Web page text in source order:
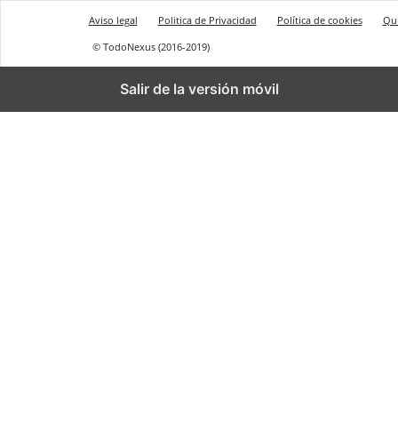
Aviso legal Politica de Privacidad Política de cookies
© TodoNexus (2016-2019)
Salir de la versión móvil